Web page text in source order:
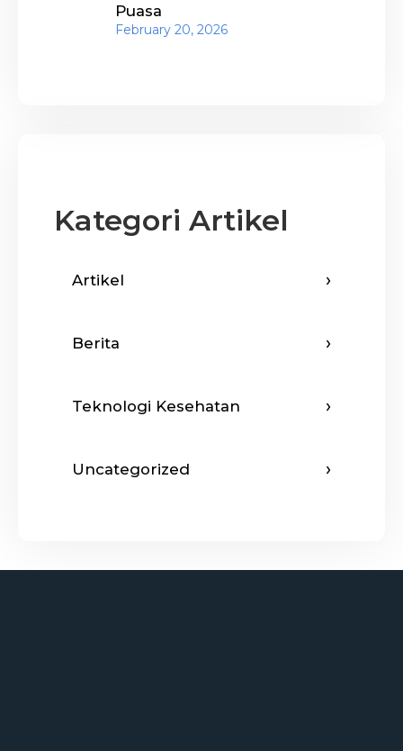
Puasa
February 20, 2026
Kategori Artikel
Artikel
Berita
Teknologi Kesehatan
Uncategorized